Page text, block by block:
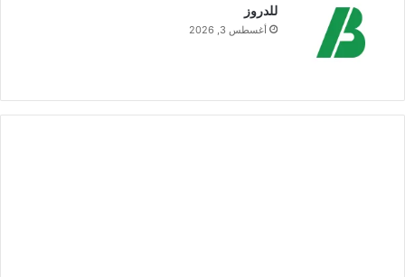
للدروز
أغسطس 3, 2026